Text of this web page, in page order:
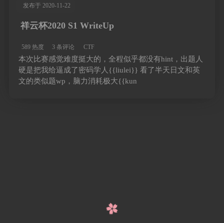
发布于 2020-11-22
祥云杯2020 S1 WriteUp
589 热度 3 条评论 CTF
本次比赛感觉难度挺大的，全程似乎都没有hint，出题人
硬是把我给逼成了密码学人{{liulei}} 看了半天日文和英
文的类似题wp，脑力消耗极大{{kun